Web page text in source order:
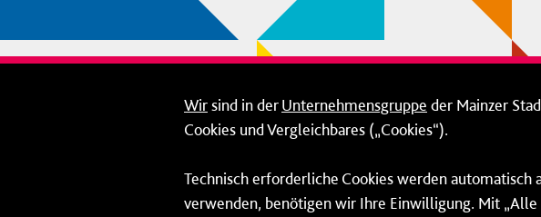
Wirsind in derUnternehmensgruppe der Mainzer
Cookies und Vergleichbares („Cookies“).
Technisch erforderliche Cookies werden
verwenden, benötigen wir Ihre Einwilligung. Mit